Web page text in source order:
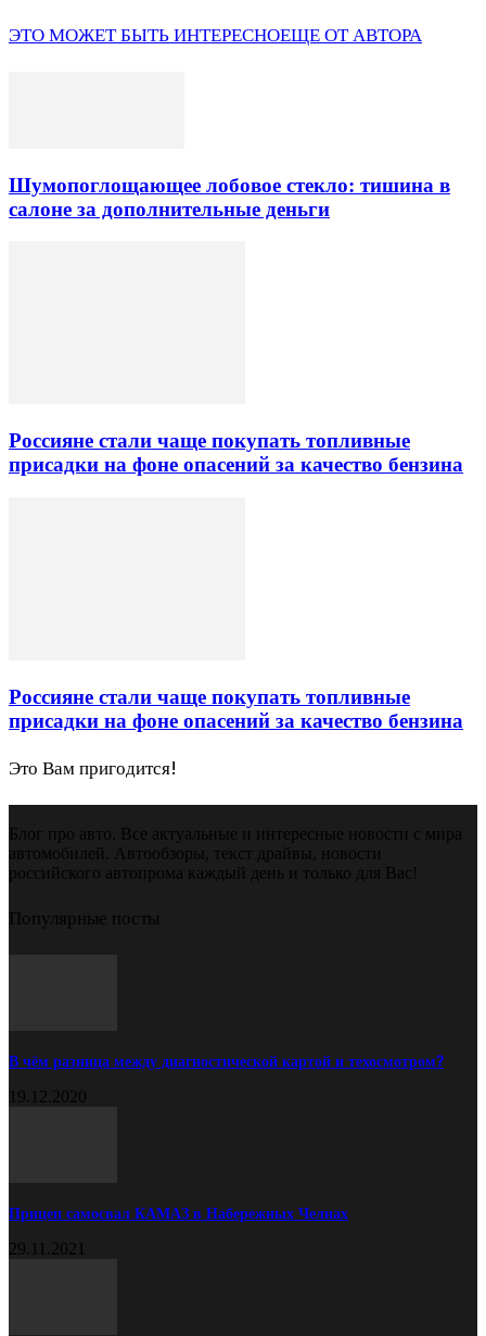
ЭТО МОЖЕТ БЫТЬ ИНТЕРЕСНОЕЩЕ ОТ АВТОРА
Шумопоглощающее лобовое стекло: тишина в
салоне за дополнительные деньги
Россияне стали чаще покупать топливные
присадки на фоне опасений за качество бензина
Россияне стали чаще покупать топливные
присадки на фоне опасений за качество бензина
Это Вам пригодится!
Блог про авто. Все актуальные и интересные новости с мира
автомобилей. Автообзоры, текст драйвы, новости
российского автопрома каждый день и только для Вас!
Популярные посты
В чём разница между диагностической картой и техосмотром?
19.12.2020
Прицеп самосвал КАМАЗ в Набережных Челнах
29.11.2021